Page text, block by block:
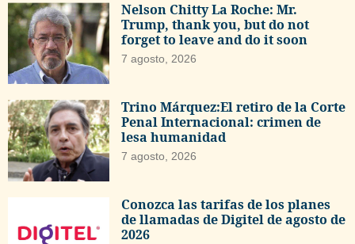
Nelson Chitty La Roche: Mr.
Trump, thank you, but do not
forget to leave and do it soon
7 agosto, 2026
Trino Márquez:El retiro de la Corte
Penal Internacional: crimen de
lesa humanidad
7 agosto, 2026
Conozca las tarifas de los planes
de llamadas de Digitel de agosto de
2026